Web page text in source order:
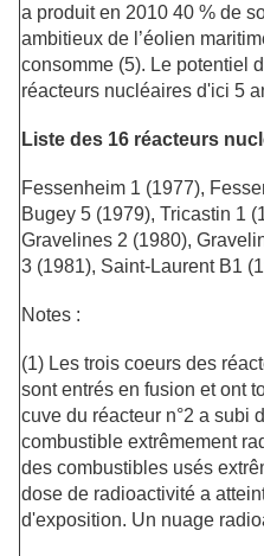
a produit en 2010 40 % de
ambitieux de l’éolien
consomme (5). Le potentiel
réacteurs nucléaires d'ici 5
Liste des 16 réacteurs
Fessenheim 1 (1977),
Bugey 5 (1979), Tricastin 1
Gravelines 2 (1980),
3 (1981), Saint-Laurent B1
Notes :
(1) Les trois coeurs des
sont entrés en fusion et ont
cuve du réacteur n°2 a subi
combustible extrêmement
des combustibles usés
dose de radioactivité a
d'exposition. Un nuage